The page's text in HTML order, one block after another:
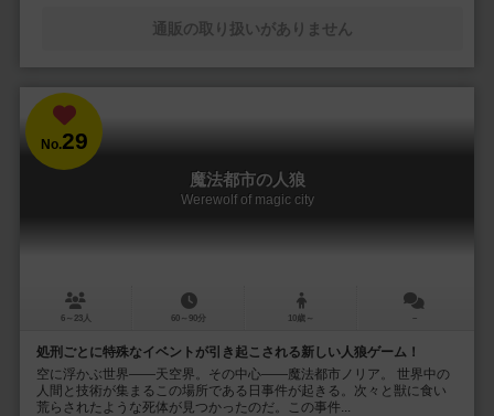
通販の取り扱いがありません
No.29
魔法都市の人狼
Werewolf of magic city
6～23人 60～90分 10歳～ －
処刑ごとに特殊なイベントが引き起こされる新しい人狼ゲーム！
空に浮かぶ世界――天空界。その中心――魔法都市ノリア。 世界中の
人間と技術が集まるこの場所である日事件が起きる。次々と獣に食い
荒らされたような死体が見つかったのだ。この事件...